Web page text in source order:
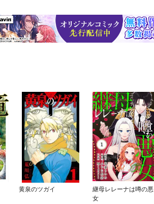
黄泉のツガイ
継母レレーナは噂の悪
女